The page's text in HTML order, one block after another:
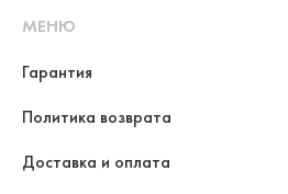
МЕНЮ
Гарантия
Политика возврата
Доставка и оплата